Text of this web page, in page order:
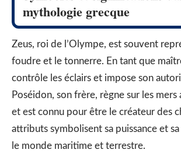
mythologie grecque
Zeus, roi de l’Olympe, est souvent
foudre et le tonnerre. En tant que
contrôle les éclairs et impose son
Poséidon, son frère, règne sur les
et est connu pour être le créateur des
attributs symbolisent sa puissance et
le monde maritime et terrestre.